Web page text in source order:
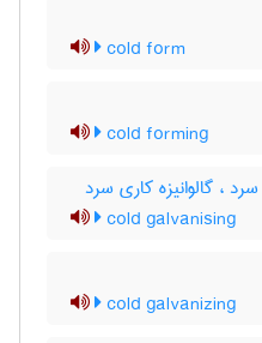
cold form
cold forming
، گالوانیزه کاری سرد
cold galvanising
cold galvanizing